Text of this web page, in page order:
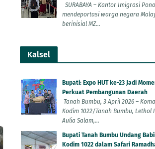
SURABAYA – Kantor Imigrasi
mendeportasi warga negara
berinisial MZ...
Kalsel
Bupati: Expo HUT ke-23 Jadi
Perkuat Pembangunan Daerah
Tanah Bumbu, 3 April 2026 –
Kodim 1022/Tanah Bumbu, Letkol
Aulia Salam,...
Bupati Tanah Bumbu Undang
Kodim 1022 dalam Safari